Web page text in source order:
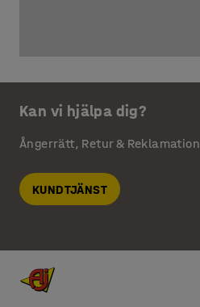
Kan vi hjälpa dig?
Ångerrätt, Retur & Reklamation
KUNDTJÄNST